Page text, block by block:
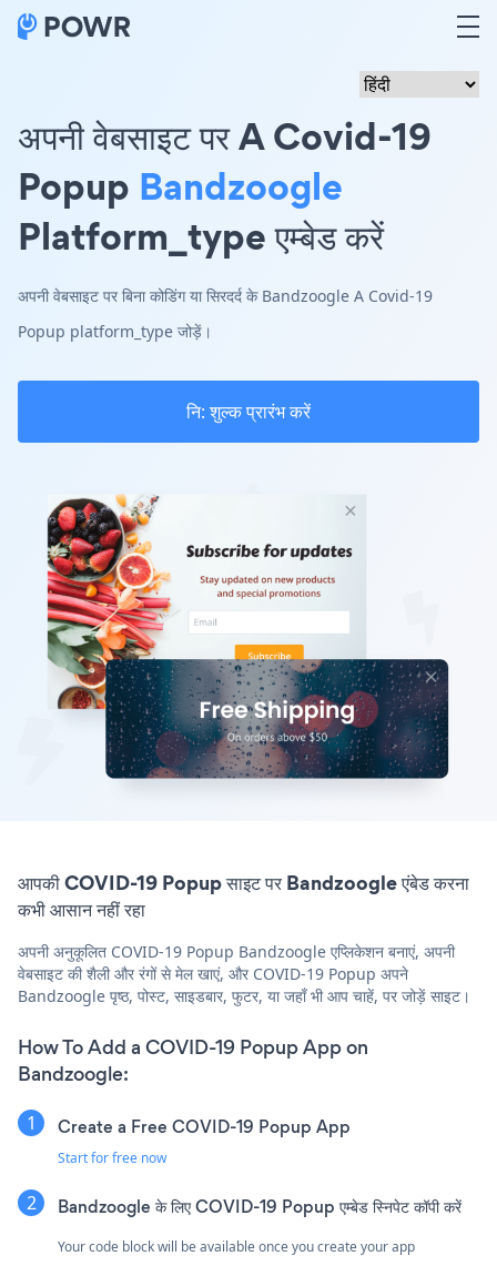
अपनी वेबसाइट पर A Covid-19
Popup Bandzoogle
Platform_type एम्बेड करें
अपनी वेबसाइट पर बिना कोडिंग या सिरदर्द के Bandzoogle A Covid-19
Popup platform_type जोड़ें।
नि: शुल्क प्रारंभ करें
आपकी COVID-19 Popup साइट पर Bandzoogle एंबेड करना
कभी आसान नहीं रहा
अपनी अनुकूलित COVID-19 Popup Bandzoogle एप्लिकेशन बनाएं, अपनी
वेबसाइट की शैली और रंगों से मेल खाएं, और COVID-19 Popup अपने
Bandzoogle पृष्ठ, पोस्ट, साइडबार, फुटर, या जहाँ भी आप चाहें, पर जोड़ें साइट।
How To Add a COVID-19 Popup App on
Bandzoogle:
Create a Free COVID-19 Popup App
Start for free now
Bandzoogle के लिए COVID-19 Popup एम्बेड स्निपेट कॉपी करें
Your code block will be available once you create your app